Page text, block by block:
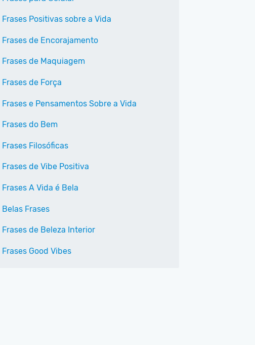
Frases Positivas sobre a Vida
Frases de Encorajamento
Frases de Maquiagem
Frases de Força
Frases e Pensamentos Sobre a Vida
Frases do Bem
Frases Filosóficas
Frases de Vibe Positiva
Frases A Vida é Bela
Belas Frases
Frases de Beleza Interior
Frases Good Vibes